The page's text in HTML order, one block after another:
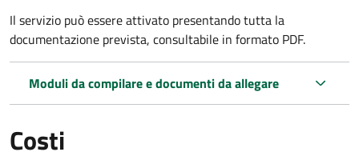
Il servizio può essere attivato presentando tutta la
documentazione prevista, consultabile in formato PDF.
Moduli da compilare e documenti da allegare
Costi